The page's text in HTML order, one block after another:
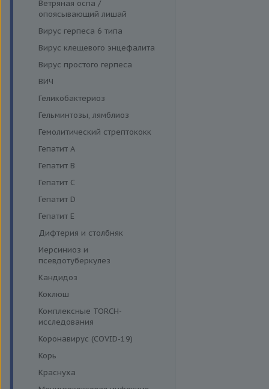
Функция поджелудочной
железы и диагностика
Моноцитарный эрлихиоз
Папилломавирусная инфекция
Парвовирус
Стрептококковая инфекция
Энтеровирусная инфекция
Ветряная оспа /
опоясывающий лишай
Вирус герпеса 6 типа
Вирус клещевого энцефалита
Вирус простого герпеса
ВИЧ
Геликобактериоз
Гельминтозы, лямблиоз
Гемолитический стрептококк
Гепатит A
Гепатит B
Гепатит C
Гепатит D
Гепатит E
Дифтерия и столбняк
Иерсиниоз и
псевдотуберкулез
Кандидоз
Коклюш
Комплексные TORCH-
исследования
Коронавирус (COVID-19)
Корь
Краснуха